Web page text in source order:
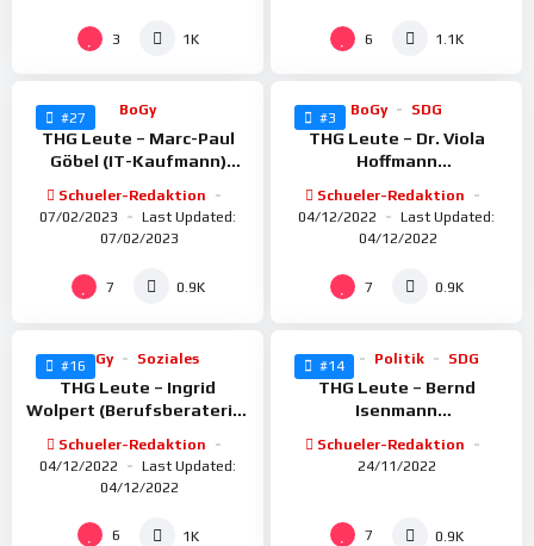
3 1K 6 1.1K
#27 BoGy
THG Leute – Marc-Paul
Göbel (IT-Kaufmann)
GmbH
Schueler-Redaktion
07/02/2023
Last Updated:
07/02/2023
7 0.9K
#3
%
BoGy SDG
THG Leute – Dr. Viola
Hoffmann
ation) EXPERIMENTA
Schueler-Redaktion
04/12/2022
Last Updated:
04/12/2022
7 0.9K
#16
%
BoGy Soziales
THG Leute – Ingrid
Wolpert (Berufsberaterin)
ARBEIT
Schueler-Redaktion
04/12/2022
Last Updated:
04/12/2022
6 1K
#14
BoGy Politik SDG
THG Leute – Bernd
Isenmann
HEILRBONN
Schueler-Redaktion
24/11/2022
7 0.9K
%